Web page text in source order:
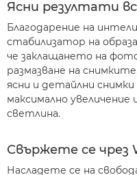
Ясни резултати
Благодарение на
стабилизатор на
че заклащането на
размазване на
ясни и детайлни
максимално
светлина.
Свържете се чрез
Насладете се на